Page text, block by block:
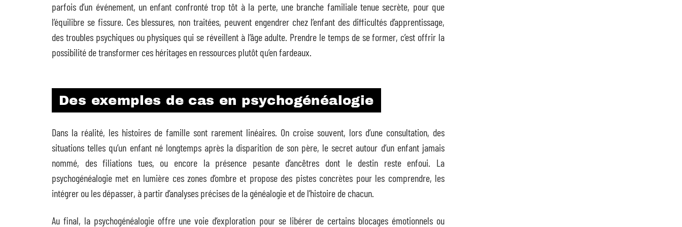
parfois d’un événement, un enfant confronté trop tôt à la perte, une branche familiale tenue secrète, pour que
l’équilibre se fissure. Ces blessures, non traitées, peuvent engendrer chez l’enfant des difficultés d’apprentissage,
des troubles psychiques ou physiques qui se réveillent à l’âge adulte. Prendre le temps de se former, c’est offrir la
possibilité de transformer ces héritages en ressources plutôt qu’en fardeaux.
Des exemples de cas en psychogénéalogie
Dans la réalité, les histoires de famille sont rarement linéaires. On croise souvent, lors d’une consultation, des
situations telles qu’un enfant né longtemps après la disparition de son père, le secret autour d’un enfant jamais
nommé, des filiations tues, ou encore la présence pesante d’ancêtres dont le destin reste enfoui. La
psychogénéalogie met en lumière ces zones d’ombre et propose des pistes concrètes pour les comprendre, les
intégrer ou les dépasser, à partir d’analyses précises de la généalogie et de l’histoire de chacun.
Au final, la psychogénéalogie offre une voie d’exploration pour se libérer de certains blocages émotionnels ou